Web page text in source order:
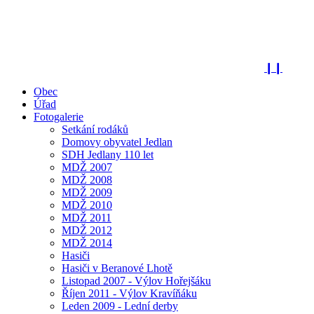
Obec
Úřad
Fotogalerie
Setkání rodáků
Domovy obyvatel Jedlan
SDH Jedlany 110 let
MDŽ 2007
MDŽ 2008
MDŽ 2009
MDŽ 2010
MDŽ 2011
MDŽ 2012
MDŽ 2014
Hasiči
Hasiči v Beranové Lhotě
Listopad 2007 - Výlov Hořejšáku
Říjen 2011 - Výlov Kravíňáku
Leden 2009 - Lední derby